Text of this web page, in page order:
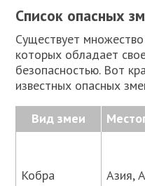
Список опасных
Существует
которых обладает
безопасностью. Вот
известных опасных
Вид змеи
Кобра Азия,